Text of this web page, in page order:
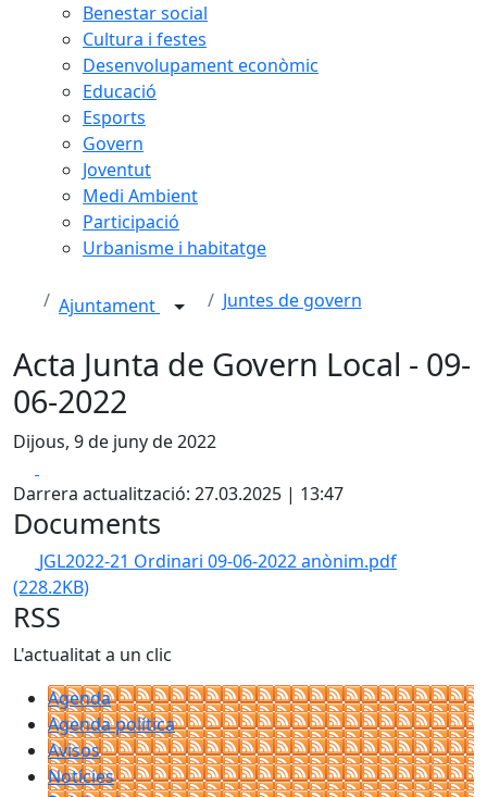
Benestar social
Cultura i festes
Desenvolupament econòmic
Educació
Esports
Govern
Joventut
Medi Ambient
Participació
Urbanisme i habitatge
Ajuntament Juntes de govern
Acta Junta de Govern Local - 09-
06-2022
Dijous, 9 de juny de 2022
Darrera actualització: 27.03.2025 | 13:47
Documents
JGL2022-21 Ordinari 09-06-2022 anònim.pdf
(228.2KB)
RSS
L'actualitat a un clic
Agenda
Agenda política
Avisos
Notícies